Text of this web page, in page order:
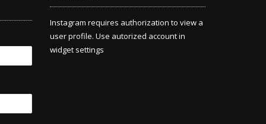
Instagram requires authorization to view a
user profile. Use autorized account in
widget settings